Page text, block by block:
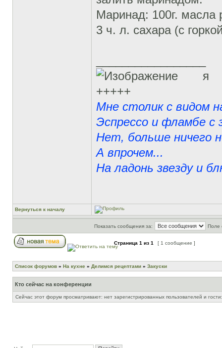
Маринад: 100г. масла
3 ч. л. сахара (с
я
+++++
Мне столик с видом
Эспрессо и фламбе с
Нет, больше ничего
А впрочем...
На ладонь звезду и
Вернуться к началу
Показать сообщения за: Поле
Страница 1 из 1 [ 1 сообщение ]
Список форумов » На кухне » Делимся рецептами » Закуски
Кто сейчас на конференции
Сейчас этот форум просматривают: нет зарегистрированных пользователей и